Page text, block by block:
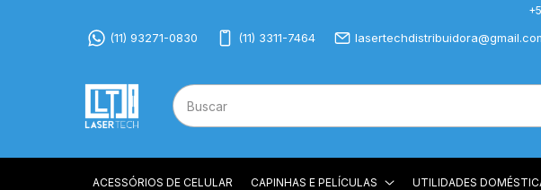
(11) 93271-0830 (11) 3311-7464
ACESSÓRIOS DE CELULAR CAPINHAS E PELÍCULAS UTILIDADES